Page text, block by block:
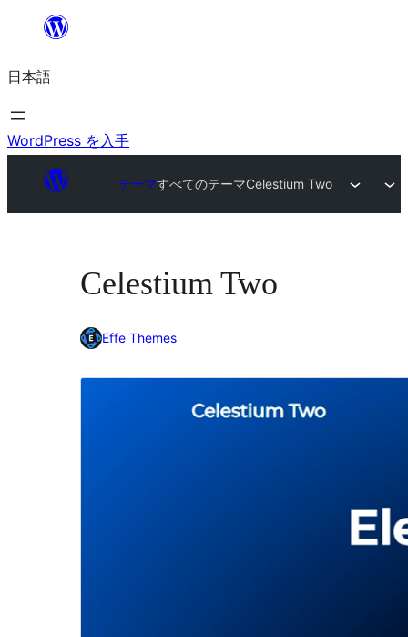
を
ス
キ
日本語
WordPress を入手
テーマすべてのテーマCelestium Two
Celestium Two
Effe Themes